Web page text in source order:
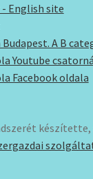
- English site
A B
Youtube
Facebook oldala
készítette,